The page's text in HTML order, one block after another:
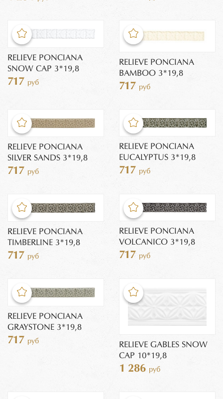
RELIEVE PONCIANA
SNOW CAP 3*19,8
717 руб
RELIEVE PONCIANA
BAMBOO 3*19,8
717 руб
RELIEVE PONCIANA
SILVER SANDS 3*19,8
717 руб
RELIEVE PONCIANA
EUCALYPTUS 3*19,8
717 руб
RELIEVE PONCIANA
TIMBERLINE 3*19,8
717 руб
RELIEVE PONCIANA
VOLCANICO 3*19,8
717 руб
RELIEVE PONCIANA
GRAYSTONE 3*19,8
717 руб
RELIEVE GABLES SNOW
CAP 10*19,8
1 286 руб